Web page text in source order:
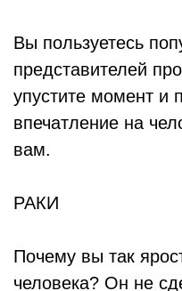
Вы пользуетесь
представителей
упустите момент и
впечатление на
вам.
РАКИ
Почему вы так
человека? Он не